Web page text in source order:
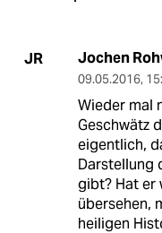
JR Jochen
09.05.2016,
Wieder mal
Geschwätz
eigentlich,
Darstellung
gibt? Hat er
übersehen,
heiligen